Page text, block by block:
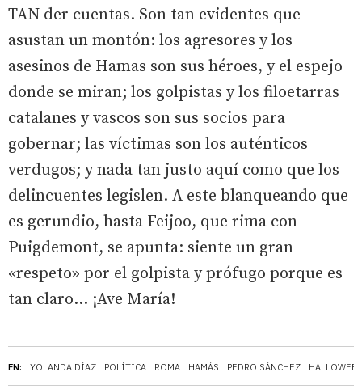
EN: YOLANDA DÍAZ POLÍTICA ROMA HAMÁS PEDRO SÁNCHEZ
TAN der cuentas. Son tan evidentes que
asustan un montón: los agresores y los
asesinos de Hamas son sus héroes, y el espejo
donde se miran; los golpistas y los filoetarras
catalanes y vascos son sus socios para
gobernar; las víctimas son los auténticos
verdugos; y nada tan justo aquí como que los
delincuentes legislen. A este blanqueando que
es gerundio, hasta Feijoo, que rima con
Puigdemont, se apunta: siente un gran
«respeto» por el golpista y prófugo porque es
tan claro… ¡Ave María!